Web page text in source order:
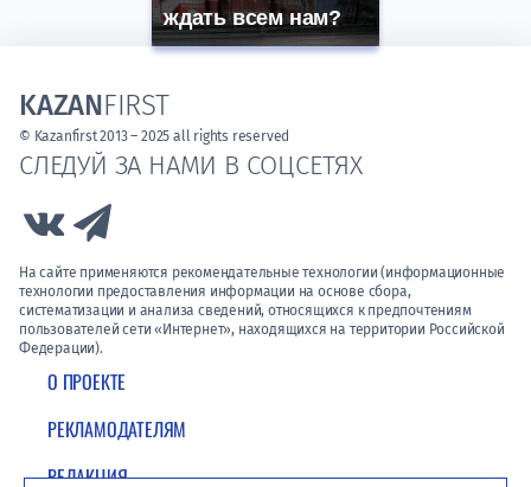
ждать всем нам?
О ПРОЕКТЕ
РЕКЛАМОДАТЕЛЯМ
РЕДАКЦИЯ
СЛЕДУЙ ЗА НАМИ В СОЦСЕТЯХ
Link to Vk
На сайте применяются рекомендательные технологии (информационные
технологии предоставления информации на основе сбора,
систематизации и анализа сведений, относящихся к предпочтениям
пользователей сети «Интернет», находящихся на территории Российской
Федерации).
KAZANFIRST
© Kazanfirst 2013 – 2025 all rights reserved